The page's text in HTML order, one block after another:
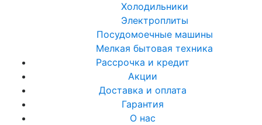
Холодильники
Электроплиты
Посудомоечные машины
Мелкая бытовая техника
Рассрочка и кредит
Акции
Доставка и оплата
Гарантия
О нас